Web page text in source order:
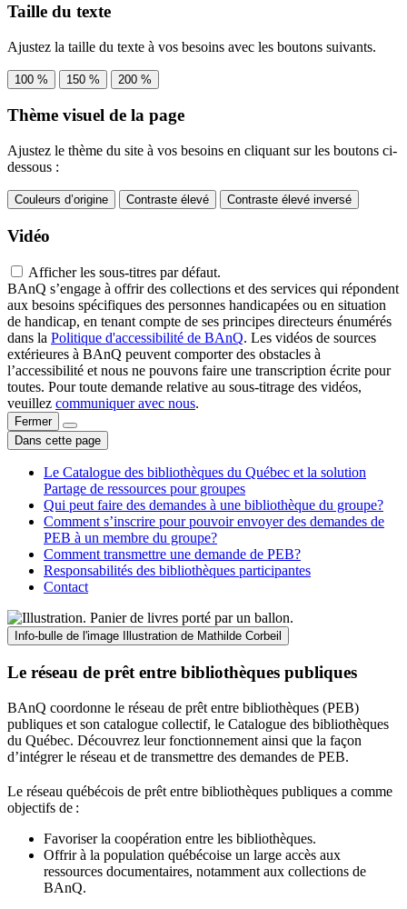
Taille du texte
Ajustez la taille du texte à vos besoins avec les boutons suivants.
100 % 150 % 200 %
Thème visuel de la page
Ajustez le thème du site à vos besoins en cliquant sur les boutons ci-
dessous :
Couleurs d’origine Contraste élevé Contraste élevé inversé
Vidéo
Afficher les sous-titres par défaut.
BAnQ s’engage à offrir des collections et des services qui répondent
aux besoins spécifiques des personnes handicapées ou en situation
de handicap, en tenant compte de ses principes directeurs énumérés
dans la Politique d'accessibilité de BAnQ. Les vidéos de sources
extérieures à BAnQ peuvent comporter des obstacles à
l’accessibilité et nous ne pouvons faire une transcription écrite pour
toutes. Pour toute demande relative au sous-titrage des vidéos,
veuillez communiquer avec nous.
Fermer
Dans cette page
Le Catalogue des bibliothèques du Québec et la solution
Partage de ressources pour groupes
Qui peut faire des demandes à une bibliothèque du groupe?
Comment s’inscrire pour pouvoir envoyer des demandes de
PEB à un membre du groupe?
Comment transmettre une demande de PEB?
Responsabilités des bibliothèques participantes
Contact
Info-bulle de l'image Illustration de Mathilde Corbeil
Le réseau de prêt entre bibliothèques publiques
BAnQ coordonne le réseau de prêt entre bibliothèques (PEB)
publiques et son catalogue collectif, le Catalogue des bibliothèques
du Québec. Découvrez leur fonctionnement ainsi que la façon
d’intégrer le réseau et de transmettre des demandes de PEB.
Le réseau québécois de prêt entre bibliothèques publiques a comme
objectifs de :
Favoriser la coopération entre les bibliothèques.
Offrir à la population québécoise un large accès aux
ressources documentaires, notamment aux collections de
BAnQ.